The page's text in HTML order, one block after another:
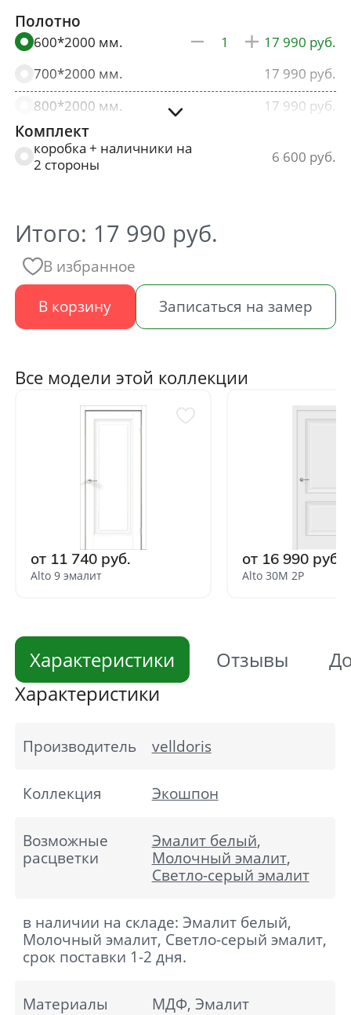
Полотно
600*2000 мм.
17 990
700*2000 мм.
17 990
800*2000 мм.
17 990
900*2000 мм.
Комплект
коробка + наличники на
2 стороны
6 600
Итого: 17 990 руб.
В избранное
В корзину
Записаться на замер
Все модели этой коллекции
от 11 740 руб.
Alto 9 эмалит
от 16 990 руб.
Alto 30M 2P
Характеристики Отзывы
Характеристики
Производитель velldoris
Коллекция Экошпон
Возможные
расцветки
Эмалит белый,
Молочный эмалит,
Светло-серый эмалит
в наличии на складе: Эмалит белый,
Молочный эмалит, Светло-серый эмалит,
срок поставки 1-2 дня.
Материалы МДФ, Эмалит